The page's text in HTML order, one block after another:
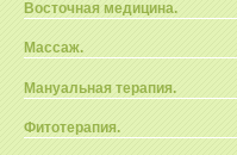
Восточная медицина.
Массаж.
Мануальная терапия.
Фитотерапия.